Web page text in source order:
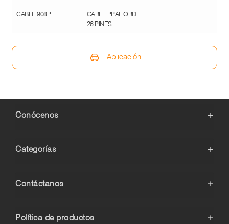
CABLE 908P
CABLE PPAL OBD
26 PINES
Aplicación
Conócenos +
Categorías +
Contáctanos +
Política de productos +